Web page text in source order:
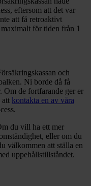
eftersom att det var
att få retroaktivt
för tiden från 1
och
Ni borde då få
Om de fortfarande ger er
att kontakta en av våra
du vill ha ett mer
eller om du
välkommen att ställa en
uppehållstillståndet.